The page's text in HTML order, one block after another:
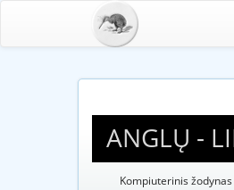
ANGLŲ -
Kompiuterinis